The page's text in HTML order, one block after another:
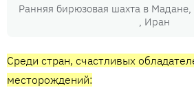
Ранняя бирюзовая шахта в
, Иран
Среди стран, счастливых
месторождений: